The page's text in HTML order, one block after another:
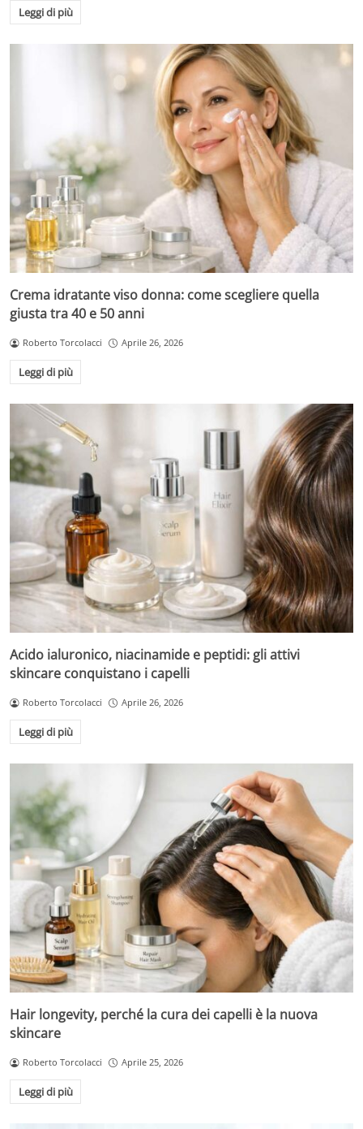
Leggi di più
Crema idratante viso donna: come scegliere quella
giusta tra 40 e 50 anni
Roberto Torcolacci Aprile 26, 2026
Leggi di più
Acido ialuronico, niacinamide e peptidi: gli attivi
skincare conquistano i capelli
Roberto Torcolacci Aprile 26, 2026
Leggi di più
Hair longevity, perché la cura dei capelli è la nuova
skincare
Roberto Torcolacci Aprile 25, 2026
Leggi di più